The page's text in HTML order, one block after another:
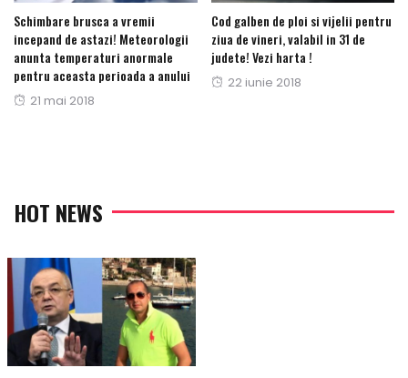
Schimbare brusca a vremii
incepand de astazi! Meteorologii
anunta temperaturi anormale
pentru aceasta perioada a anului
Posted
21 mai 2018
Cod galben de ploi si vijelii pentru
ziua de vineri, valabil in 31 de
judete! Vezi harta !
Posted
22 iunie 2018
HOT NEWS